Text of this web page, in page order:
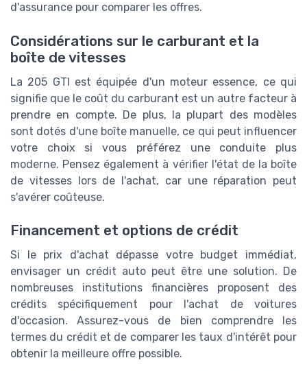
d'assurance pour comparer les offres.
Considérations sur le carburant et la
boîte de vitesses
La 205 GTI est équipée d'un moteur essence, ce qui
signifie que le coût du carburant est un autre facteur à
prendre en compte. De plus, la plupart des modèles
sont dotés d'une boîte manuelle, ce qui peut influencer
votre choix si vous préférez une conduite plus
moderne. Pensez également à vérifier l'état de la boîte
de vitesses lors de l'achat, car une réparation peut
s'avérer coûteuse.
Financement et options de crédit
Si le prix d'achat dépasse votre budget immédiat,
envisager un crédit auto peut être une solution. De
nombreuses institutions financières proposent des
crédits spécifiquement pour l'achat de voitures
d'occasion. Assurez-vous de bien comprendre les
termes du crédit et de comparer les taux d'intérêt pour
obtenir la meilleure offre possible.